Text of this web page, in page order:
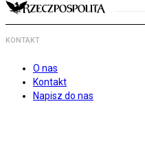
KONTAKT
O nas
Kontakt
Napisz do nas